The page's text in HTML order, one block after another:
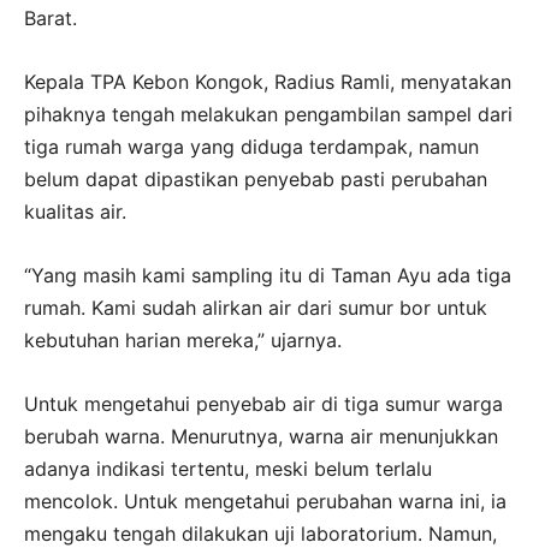
Barat.
Kepala TPA Kebon Kongok, Radius Ramli, menyatakan
pihaknya tengah melakukan pengambilan sampel dari
tiga rumah warga yang diduga terdampak, namun
belum dapat dipastikan penyebab pasti perubahan
kualitas air.
“Yang masih kami sampling itu di Taman Ayu ada tiga
rumah. Kami sudah alirkan air dari sumur bor untuk
kebutuhan harian mereka,” ujarnya.
Untuk mengetahui penyebab air di tiga sumur warga
berubah warna. Menurutnya, warna air menunjukkan
adanya indikasi tertentu, meski belum terlalu
mencolok. Untuk mengetahui perubahan warna ini, ia
mengaku tengah dilakukan uji laboratorium. Namun,